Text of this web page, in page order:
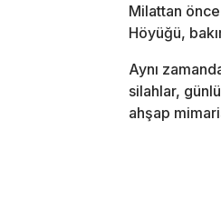
Milattan
Höyüğü,
Aynı
silahlar,
ahşap